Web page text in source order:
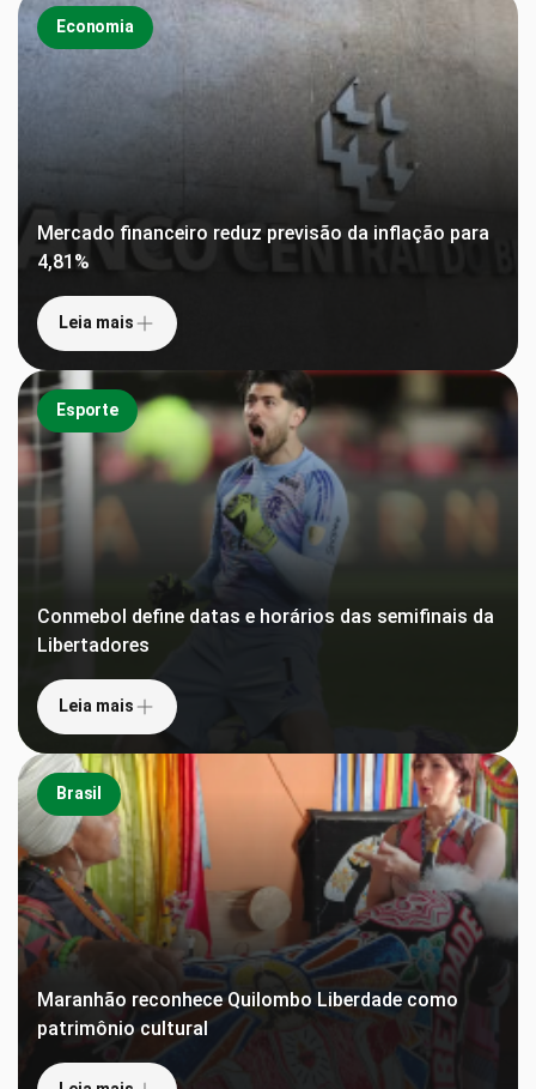
Economia
Mercado financeiro reduz previsão da inflação para
4,81%
Leia mais
Esporte
Conmebol define datas e horários das semifinais da
Libertadores
Leia mais
Brasil
Maranhão reconhece Quilombo Liberdade como
patrimônio cultural